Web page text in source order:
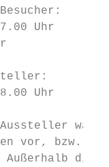
Uhr
Uhr
vor, bzw.
Außerhalb